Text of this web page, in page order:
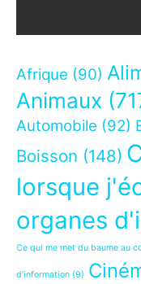
Afrique (90)
Animaux
Automobile (92)
Boisson (148)
lorsque
organes
Ce qui me met du baume au
d’information (9)